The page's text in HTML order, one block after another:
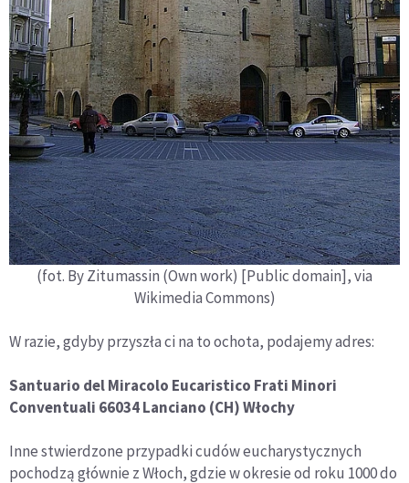
(fot. By Zitumassin (Own work) [Public domain], via
Wikimedia Commons)
W razie, gdyby przyszła ci na to ochota, podajemy adres:
Santuario del Miracolo Eucaristico Frati Minori
Conventuali 66034 Lanciano (CH) Włochy
Inne stwierdzone przypadki cudów eucharystycznych
pochodzą głównie z Włoch, gdzie w okresie od roku 1000 do